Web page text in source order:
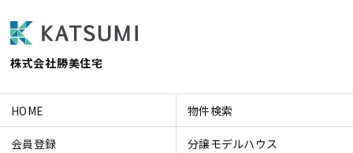
株式会社勝美住宅
HOME 物件検索
会員登録 分譲モデルハウス